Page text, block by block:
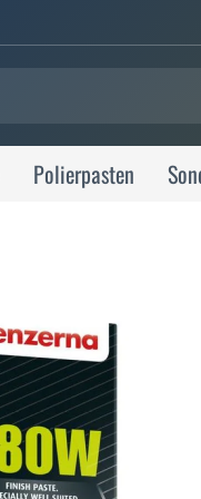
Polierpasten